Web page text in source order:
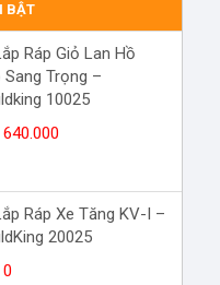
BẬT
Ráp Giỏ Lan Hồ
Sang Trọng –
10025
640.000
Ráp Xe Tăng KV-I –
20025
0